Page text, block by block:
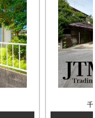
千